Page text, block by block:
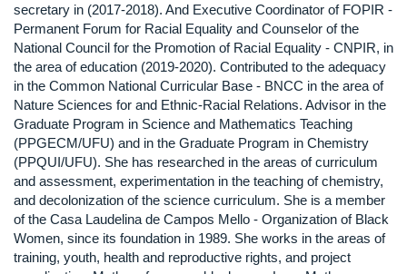
secretary in (2017-2018). And Executive Coordinator of FOPIR -
Permanent Forum for Racial Equality and Counselor of the
National Council for the Promotion of Racial Equality - CNPIR, in
the area of education (2019-2020). Contributed to the adequacy
in the Common National Curricular Base - BNCC in the area of
Nature Sciences for and Ethnic-Racial Relations. Advisor in the
Graduate Program in Science and Mathematics Teaching
(PPGECM/UFU) and in the Graduate Program in Chemistry
(PPQUI/UFU). She has researched in the areas of curriculum
and assessment, experimentation in the teaching of chemistry,
and decolonization of the science curriculum. She is a member
of the Casa Laudelina de Campos Mello - Organization of Black
Women, since its foundation in 1989. She works in the areas of
training, youth, health and reproductive rights, and project